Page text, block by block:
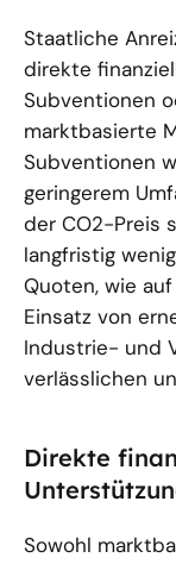
Staatliche
direkte
Subventionen
marktbasierte
Subventionen
geringerem
der CO2-Preis
langfristig
Quoten, wie
Einsatz von
Industrie- und
verlässlichen
Direkte
Sowohl